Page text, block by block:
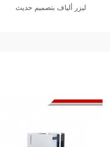
ليزر ألياف بتصميم حديث